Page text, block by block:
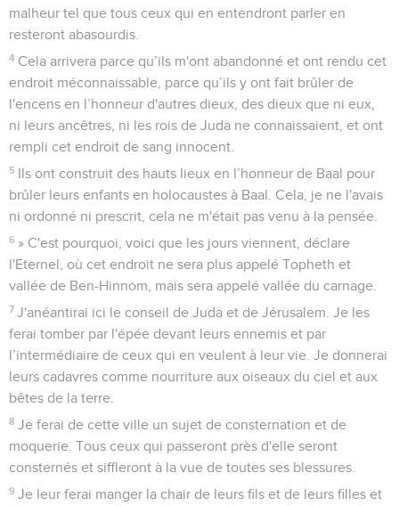
malheur tel que tous ceux qui en entendront parler en
resteront abasourdis.
4 Cela arrivera parce qu’ils m'ont abandonné et ont rendu cet
endroit méconnaissable, parce qu’ils y ont fait brûler de
l'encens en l’honneur d'autres dieux, des dieux que ni eux,
ni leurs ancêtres, ni les rois de Juda ne connaissaient, et ont
rempli cet endroit de sang innocent.
5 Ils ont construit des hauts lieux en l’honneur de Baal pour
brûler leurs enfants en holocaustes à Baal. Cela, je ne l'avais
ni ordonné ni prescrit, cela ne m'était pas venu à la pensée.
6 » C'est pourquoi, voici que les jours viennent, déclare
l'Eternel, où cet endroit ne sera plus appelé Topheth et
vallée de Ben-Hinnom, mais sera appelé vallée du carnage.
7 J'anéantirai ici le conseil de Juda et de Jérusalem. Je les
ferai tomber par l'épée devant leurs ennemis et par
l’intermédiaire de ceux qui en veulent à leur vie. Je donnerai
leurs cadavres comme nourriture aux oiseaux du ciel et aux
bêtes de la terre.
8 Je ferai de cette ville un sujet de consternation et de
moquerie. Tous ceux qui passeront près d'elle seront
consternés et siffleront à la vue de toutes ses blessures.
9 Je leur ferai manger la chair de leurs fils et de leurs filles et